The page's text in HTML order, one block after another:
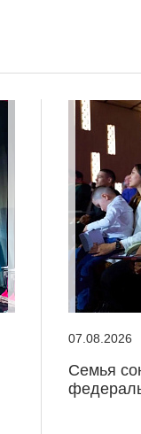
07.08.2026
Семья